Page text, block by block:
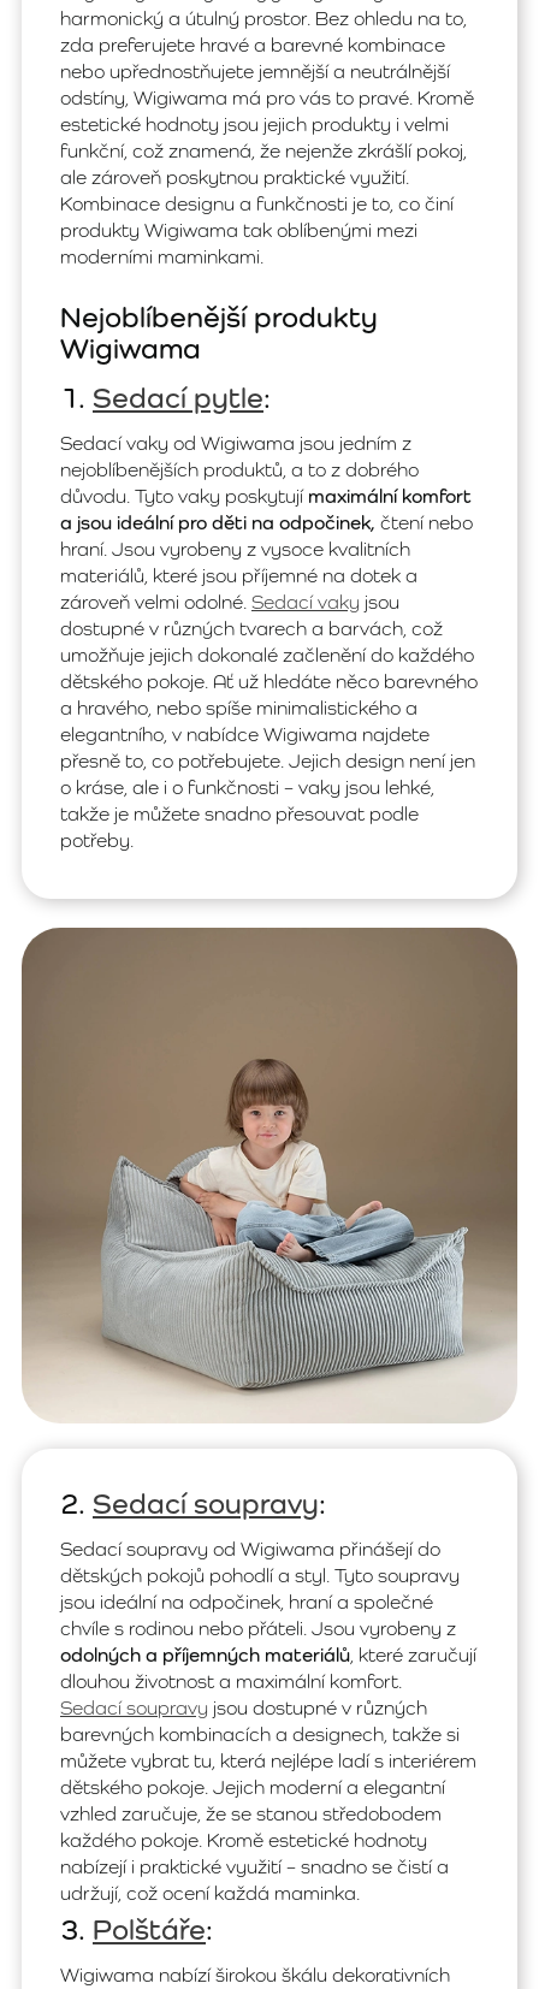
harmonický a útulný prostor. Bez ohledu na to,
zda preferujete hravé a barevné kombinace
nebo upřednostňujete jemnější a neutrálnější
odstíny, Wigiwama má pro vás to pravé. Kromě
estetické hodnoty jsou jejich produkty i velmi
funkční, což znamená, že nejenže zkrášlí pokoj,
ale zároveň poskytnou praktické využití.
Kombinace designu a funkčnosti je to, co činí
produkty Wigiwama tak oblíbenými mezi
moderními maminkami.
Nejoblíbenější produkty
Wigiwama
1. Sedací pytle:
Sedací vaky od Wigiwama jsou jedním z
nejoblíbenějších produktů, a to z dobrého
důvodu. Tyto vaky poskytují maximální komfort
a jsou ideální pro děti na odpočinek, čtení nebo
hraní. Jsou vyrobeny z vysoce kvalitních
materiálů, které jsou příjemné na dotek a
zároveň velmi odolné. Sedací vaky jsou
dostupné v různých tvarech a barvách, což
umožňuje jejich dokonalé začlenění do každého
dětského pokoje. Ať už hledáte něco barevného
a hravého, nebo spíše minimalistického a
elegantního, v nabídce Wigiwama najdete
přesně to, co potřebujete. Jejich design není jen
o kráse, ale i o funkčnosti – vaky jsou lehké,
takže je můžete snadno přesouvat podle
potřeby.
2. Sedací soupravy:
Sedací soupravy od Wigiwama přinášejí do
dětských pokojů pohodlí a styl. Tyto soupravy
jsou ideální na odpočinek, hraní a společné
chvíle s rodinou nebo přáteli. Jsou vyrobeny z
odolných a příjemných materiálů, které zaručují
dlouhou životnost a maximální komfort.
Sedací soupravy jsou dostupné v různých
barevných kombinacích a designech, takže si
můžete vybrat tu, která nejlépe ladí s interiérem
dětského pokoje. Jejich moderní a elegantní
vzhled zaručuje, že se stanou středobodem
každého pokoje. Kromě estetické hodnoty
nabízejí i praktické využití – snadno se čistí a
udržují, což ocení každá maminka.
3. Polštáře:
Wigiwama nabízí širokou škálu dekorativních